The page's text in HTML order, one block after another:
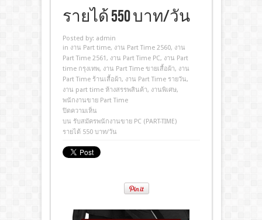
รายได้ 550 บาท/วัน
Posted by: admin
in งาน Part time, งาน Part Time 2560, งาน
Part Time 2561 , งาน Part Time PC, งาน Part
time กรุงเทพ, งาน Part Time ขายเสื้อผ้า, งาน
Part Time ร้านเสื้อผ้า, งาน Part Time รายวัน,
งาน part time ห้างสรรพสินค้า, งานพิเศษ,
พนักงานขาย Part Time
ปิดความเห็น
บน รับสมัครพนักงานขาย PC (PART-TIME)
รายได้ 550 บาท/วัน